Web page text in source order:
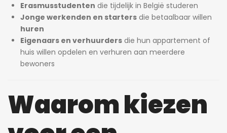
Erasmusstudenten die tijdelijk in België studeren
Jonge werkenden en starters die betaalbaar willen
huren
Eigenaars en verhuurders die hun appartement of
huis willen opdelen en verhuren aan meerdere
bewoners
Waarom kiezen